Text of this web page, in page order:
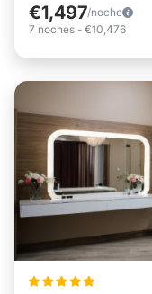
€1,497/noche
7 noches - €10,476